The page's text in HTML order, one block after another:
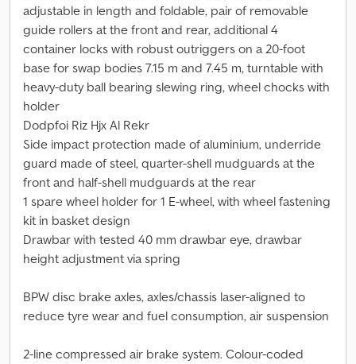
adjustable in length and foldable, pair of removable
guide rollers at the front and rear, additional 4
container locks with robust outriggers on a 20-foot
base for swap bodies 7.15 m and 7.45 m, turntable with
heavy-duty ball bearing slewing ring, wheel chocks with
holder
Dodpfoi Riz Hjx Al Rekr
Side impact protection made of aluminium, underride
guard made of steel, quarter-shell mudguards at the
front and half-shell mudguards at the rear
1 spare wheel holder for 1 E-wheel, with wheel fastening
kit in basket design
Drawbar with tested 40 mm drawbar eye, drawbar
height adjustment via spring
BPW disc brake axles, axles/chassis laser-aligned to
reduce tyre wear and fuel consumption, air suspension
2-line compressed air brake system. Colour-coded